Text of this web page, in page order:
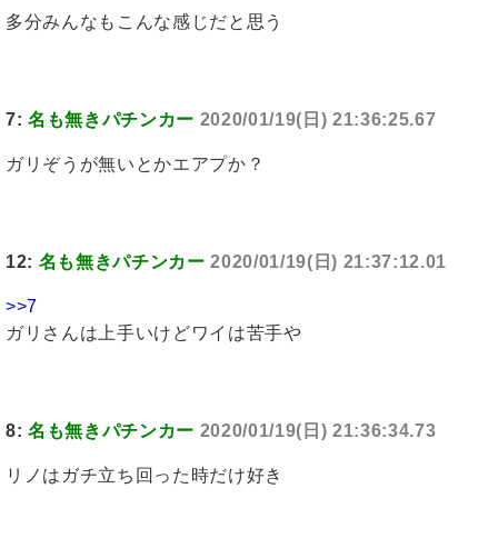
多分みんなもこんな感じだと思う
7: 名も無きパチンカー 2020/01/19(日) 21:36:25.67
ガリぞうが無いとかエアプか？
12: 名も無きパチンカー 2020/01/19(日) 21:37:12.01
>>7
ガリさんは上手いけどワイは苦手や
8: 名も無きパチンカー 2020/01/19(日) 21:36:34.73
リノはガチ立ち回った時だけ好き